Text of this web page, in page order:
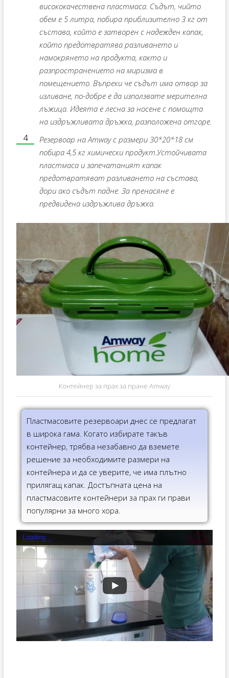
висококачествена пластмаса. Съдът, чийто
обем е 5 литра, побира приблизително 3 кг от
състава, който е затворен с надежден капак,
който предотвратява разливането и
намокрянето на продукта, както и
разпространението на миризма в
помещението. Въпреки че съдът има отвор за
изливане, по-добре е да използвате мерителна
лъжица. Идеята е лесна за носене с помощта
на издръжливата дръжка, разположена отгоре.
Резервоар на Amway с размери 30*20*18 см
побира 4,5 кг химически продукт.Устойчивата
пластмаса и запечатаният капак
предотвратяват разливането на състава,
дори ако съдът падне. За пренасяне е
предвидена издръжлива дръжка.
Контейнер за прах за пране Amway
Пластмасовите резервоари днес се предлагат
в широка гама. Когато избирате такъв
контейнер, трябва незабавно да вземете
решение за необходимите размери на
контейнера и да се уверите, че има плътно
прилягащ капак. Достъпната цена на
пластмасовите контейнери за прах ги прави
популярни за много хора.
Loading...